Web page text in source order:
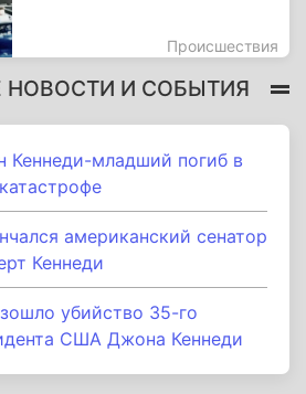
Происшествия
НОВОСТИ И СОБЫТИЯ
Кеннеди-младший погиб в
американский сенатор
Кеннеди
убийство 35-го
США Джона Кеннеди